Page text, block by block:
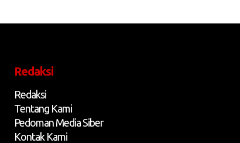
Redaksi
Redaksi
Tentang Kami
Pedoman Media Siber
Kontak Kami